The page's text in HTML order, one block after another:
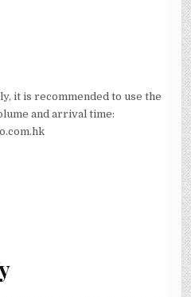
it is recommended to use the
and arrival time: